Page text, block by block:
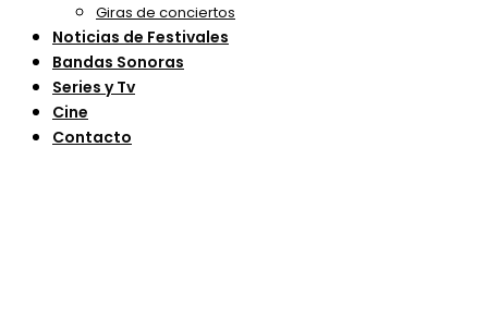
Giras de conciertos
Noticias de Festivales
Bandas Sonoras
Series y Tv
Cine
Contacto